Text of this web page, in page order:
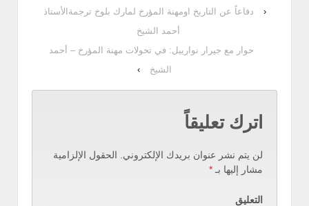
‹
دفاعاً عن التاريخ اومهنة المؤرخ لمارك بلوخ ترجمةالأستاذ
أحمد الشيخ
حوار مع جيرار نوارييل: في تحولات مهنة المؤرخ – أحمد
الشيخ
›
اترك تعليقاً
لن يتم نشر عنوان بريدك الإلكتروني. الحقول الإلزامية
مشار إليها بـ *
التعليق